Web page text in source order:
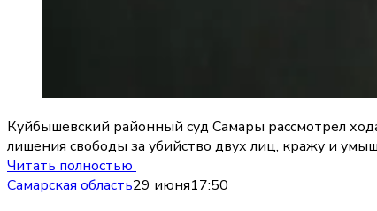
Куйбышевский районный суд Самары рассмотрел
лишения свободы за убийство двух лиц, кражу и
Читать полностью
Самарская область29 июня17:50